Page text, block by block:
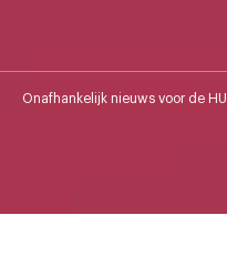
Onafhankelijk nieuws voor de HU